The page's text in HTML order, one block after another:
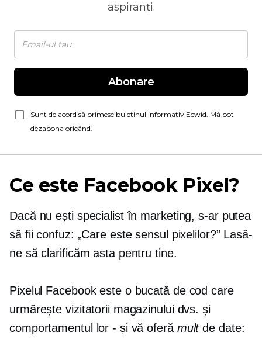
aspiranți.
Abonare
Sunt de acord să primesc buletinul informativ Ecwid. Mă pot
dezabona oricând.
Ce este Facebook Pixel?
Dacă nu ești specialist în marketing, s-ar putea
să fii confuz: „Care este sensul pixelilor?” Lasă-
ne să clarificăm asta pentru tine.
Pixelul Facebook este o bucată de cod care
urmărește vizitatorii magazinului dvs. și
comportamentul lor - și vă oferă multde date: